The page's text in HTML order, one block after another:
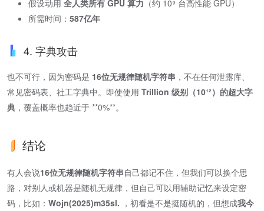
假设动用 ​ 全人类所有 GPU 算力 ​（约 10⁹ 台高性能 GPU）
所需时间： 587亿年
4. 字典攻击
也不可行，因为密码是 ​ 16位无规律随机字符串 ​，不在任何泄露库、
常见密码表、社工字典中。即使使用 ​ Trillion 级别（10¹²）的超大字
典 ​，覆盖概率也趋近于 ​**0%**​。
结论
有人会说16位无规律随机字符串自己都记不住，但我们可以换个思
路，对别人或机器是随机无规律，但自己可以用辅助记忆来设定密
码，比如： Wojn(2025)m35sl. ，初看是不是挺随机的，但想成我今